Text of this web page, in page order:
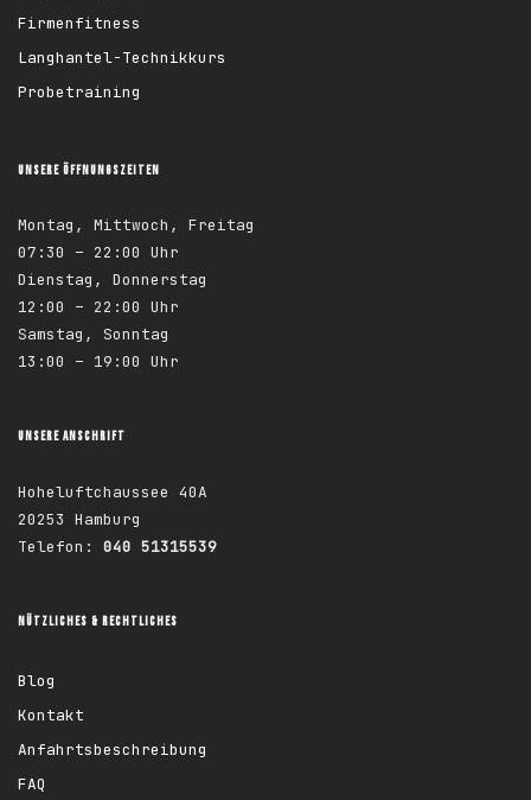
Firmenfitness
Langhantel-Technikkurs
Probetraining
UNSERE ÖFFNUNGSZEITEN
Montag, Mittwoch, Freitag
07:30 – 22:00 Uhr
Dienstag, Donnerstag
12:00 – 22:00 Uhr
Samstag, Sonntag
13:00 – 19:00 Uhr
UNSERE ANSCHRIFT
Hoheluftchaussee 40A
20253 Hamburg
Telefon: 040 51315539
NÜTZLICHES & RECHTLICHES
Blog
Kontakt
Anfahrtsbeschreibung
FAQ